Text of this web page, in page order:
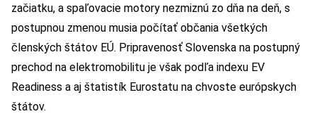
začiatku, a spaľovacie motory nezmiznú zo dňa na deň, s
postupnou zmenou musia počítať občania všetkých
členských štátov EÚ. Pripravenosť Slovenska na postupný
prechod na elektromobilitu je však podľa indexu EV
Readiness a aj štatistík Eurostatu na chvoste európskych
štátov.